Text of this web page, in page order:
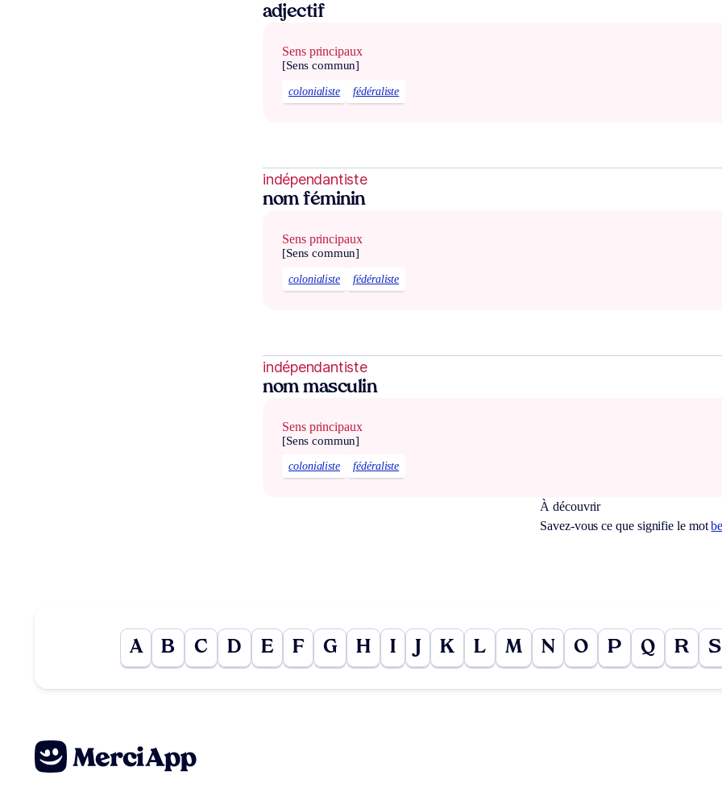
adjectif
Sens principaux
[Sens commun]
colonialiste fédéraliste
indépendantiste
nom féminin
Sens principaux
[Sens commun]
colonialiste fédéraliste
indépendantiste
nom masculin
Sens principaux
[Sens commun]
colonialiste fédéraliste
À découvrir
Savez-vous ce que signifie le mot
A B C D E F G H I J K L M N O P Q R S